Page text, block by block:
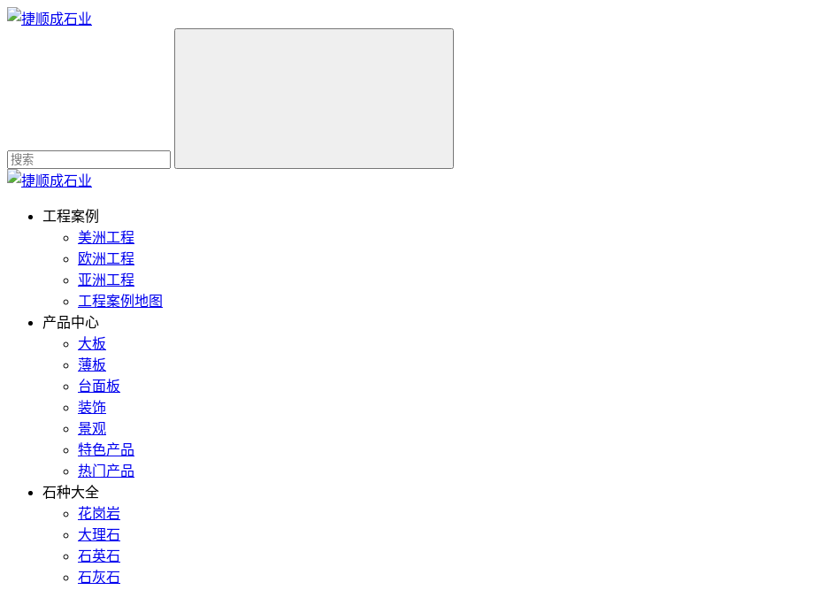
工程案例
美洲工程
欧洲工程
亚洲工程
工程案例地图
产品中心
大板
薄板
台面板
装饰
景观
特色产品
热门产品
石种大全
花岗岩
大理石
石英石
石灰石